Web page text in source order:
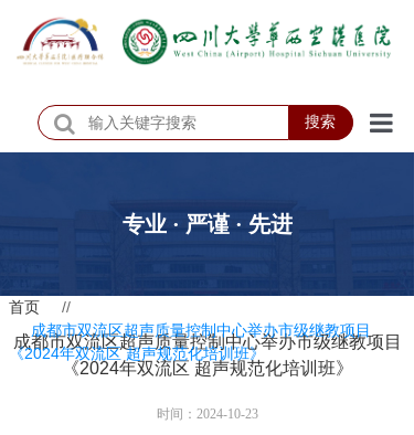
搜索
患者服务
门诊排班
专业 · 严谨 · 先进
成都市双流区超声质量控制中心举办市级继教项目
《2024年双流区 超声规范化培训班》
时间：2024-10-23
首页
//
成都市双流区超声质量控制中心举办市级继教项目
《2024年双流区 超声规范化培训班》